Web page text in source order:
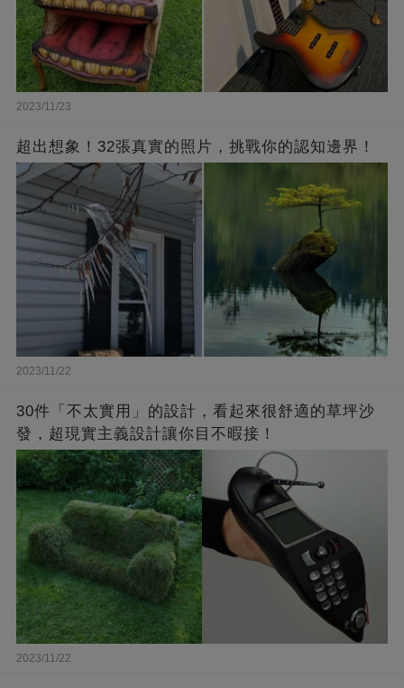
2023/11/23
超出想象！32張真實的照片，挑戰你的認知邊界！
2023/11/22
30件「不太實用」的設計，看起來很舒適的草坪沙
發，超現實主義設計讓你目不暇接！
2023/11/22